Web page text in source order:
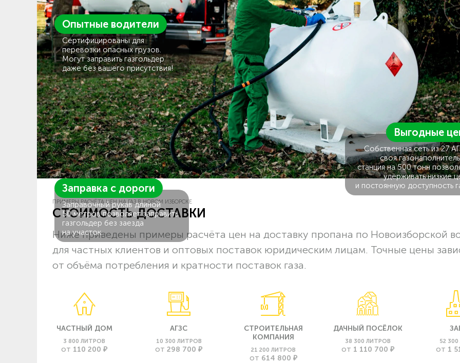
Опытные водители
Сертифицированы для
перевозки опасных грузов.
Могут заправить газгольдер
даже без вашего присутствия!
Заправка с дороги
Заправочный рукав длиной
50 метров позволяет заправить
газгольдер без заезда
на участок.
Выгодные
Собственная сеть из 27
своя
станция на 500 тонн
удерживать низкие
и постоянную доступность
ПРИМЕРЫ РАСЧЁТА ЦЕН НА ГАЗ В НОВОМ ИЗБОРСКЕ
СТОИМОСТЬ ДОСТАВКИ
Ниже приведены примеры расчёта цен на доставку пропана по Новоизборской
для частных клиентов и оптовых поставок юридическим лицам. Точные цены
от объёма потребления и кратности поставок газа.
ЧАСТНЫЙ ДОМ
3 800 ЛИТРОВ
ОТ 110 200 ₽
АГЗС
10 300 ЛИТРОВ
ОТ 298 700 ₽
СТРОИТЕЛЬНАЯ
КОМПАНИЯ
21 200 ЛИТРОВ
ОТ 614 800 ₽
ДАЧНЫЙ ПОСЁЛОК
38 300 ЛИТРОВ
ОТ 1 110 700 ₽
52
ОТ 1